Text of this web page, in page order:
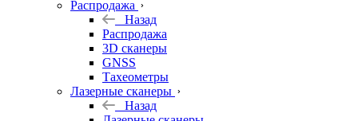
оборудование
Распродажа
Назад
Распродажа
3D сканеры
GNSS
Тахеометры
Лазерные сканеры
Назад